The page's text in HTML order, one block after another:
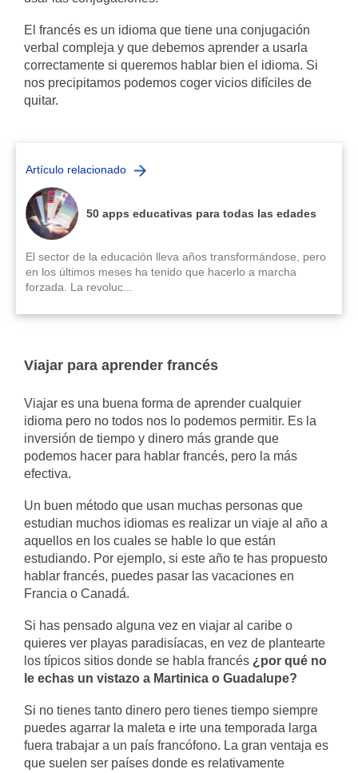
El francés es un idioma que tiene una conjugación
verbal compleja y que debemos aprender a usarla
correctamente si queremos hablar bien el idioma. Si
nos precipitamos podemos coger vicios difíciles de
quitar.
Artículo relacionado
50 apps educativas para todas las edades
El sector de la educación lleva años transformándose, pero
en los últimos meses ha tenido que hacerlo a marcha
forzada. La revoluc...
Viajar para aprender francés
Viajar es una buena forma de aprender cualquier
idioma pero no todos nos lo podemos permitir. Es la
inversión de tiempo y dinero más grande que
podemos hacer para hablar francés, pero la más
efectiva.
Un buen método que usan muchas personas que
estudian muchos idiomas es realizar un viaje al año a
aquellos en los cuales se hable lo que están
estudiando. Por ejemplo, si este año te has propuesto
hablar francés, puedes pasar las vacaciones en
Francia o Canadá.
Si has pensado alguna vez en viajar al caribe o
quieres ver playas paradisíacas, en vez de plantearte
los típicos sitios donde se habla francés ¿por qué no
le echas un vistazo a Martinica o Guadalupe?
Si no tienes tanto dinero pero tienes tiempo siempre
puedes agarrar la maleta e irte una temporada larga
fuera trabajar a un país francófono. La gran ventaja es
que suelen ser países donde es relativamente